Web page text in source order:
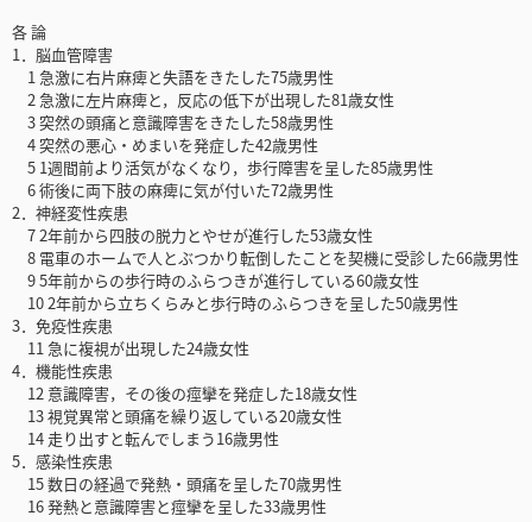
各 論
1．脳血管障害
1 急激に右片麻痺と失語をきたした75歳男性
2 急激に左片麻痺と，反応の低下が出現した81歳女性
3 突然の頭痛と意識障害をきたした58歳男性
4 突然の悪心・めまいを発症した42歳男性
5 1週間前より活気がなくなり，歩行障害を呈した85歳男性
6 術後に両下肢の麻痺に気が付いた72歳男性
2．神経変性疾患
7 2年前から四肢の脱力とやせが進行した53歳女性
8 電車のホームで人とぶつかり転倒したことを契機に受診した66歳男性
9 5年前からの歩行時のふらつきが進行している60歳女性
10 2年前から立ちくらみと歩行時のふらつきを呈した50歳男性
3．免疫性疾患
11 急に複視が出現した24歳女性
4．機能性疾患
12 意識障害，その後の痙攣を発症した18歳女性
13 視覚異常と頭痛を繰り返している20歳女性
14 走り出すと転んでしまう16歳男性
5．感染性疾患
15 数日の経過で発熱・頭痛を呈した70歳男性
16 発熱と意識障害と痙攣を呈した33歳男性